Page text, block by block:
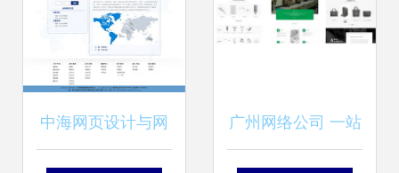
中海网页设计与网 广州网络公司 一站